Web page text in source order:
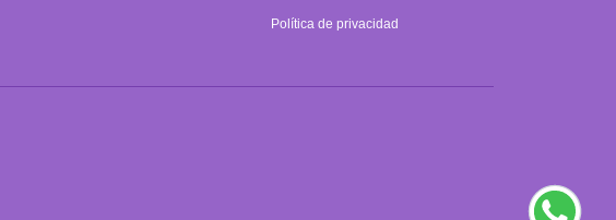
Política de privacidad